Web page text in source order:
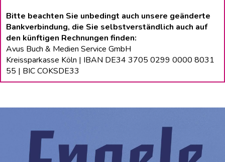
Bitte beachten Sie unbedingt auch unsere geänderte
Bankverbindung, die Sie selbstverständlich auch auf
den künftigen Rechnungen finden:
Avus Buch & Medien Service GmbH
Kreissparkasse Köln | IBAN DE34 3705 0299 0000 8031
55 | BIC COKSDE33